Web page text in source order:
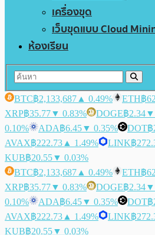
เครื่องขุด
เว็บขุดแบบ Cloud
ห้องเรียน
BTC฿2,133,687 ▲ 0.49% ETH฿
XRP฿35.77▼ 0.83% DOGE฿2.34▼
0.10%
ADA฿6.45▼ 0.35% DOT฿
AVAX฿222.73 ▲ 1.49% LINK฿
KUB฿20.55▼ 0.03%
BTC฿2,133,687 ▲ 0.49% ETH฿
XRP฿35.77▼ 0.83% DOGE฿2.34▼
0.10%
ADA฿6.45▼ 0.35% DOT฿
AVAX฿222.73 ▲ 1.49% LINK฿
KUB฿20.55▼ 0.03%